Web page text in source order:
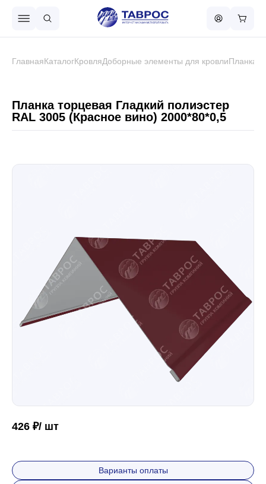
Металлочерепица
Сваи винтовые
Забор
Профили для гипсокартона
Дача и сад
ГлавнаяКаталогКровляДоборные элементы для кровлиПланка
Планка торцевая Гладкий полиэстер
RAL 3005 (Красное вино) 2000*80*0,5
426 ₽/ шт
Варианты оплаты